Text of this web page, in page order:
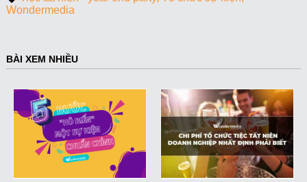
Wondermedia
BÀI XEM NHIỀU